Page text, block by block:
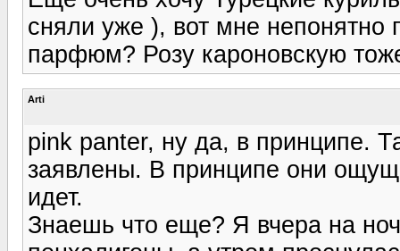
сняли уже ), вот мне непонятно
парфюм? Розу кароновскую
Arti
pink panter, ну да, в принципе.
заявлены. В принципе они
идет.
Знаешь что еще? Я вчера на